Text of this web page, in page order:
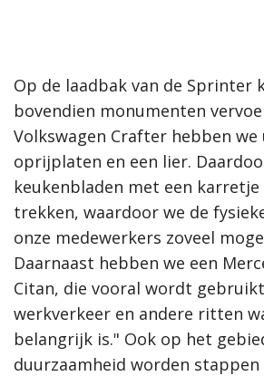
Op de laadbak van de Sprinter
bovendien monumenten
Volkswagen Crafter hebben
oprijplaten en een lier.
keukenbladen met een
trekken, waardoor we de
onze medewerkers zoveel
Daarnaast hebben we een
Citan, die vooral wordt
werkverkeer en andere ritten
belangrijk is." Ook op het
duurzaamheid worden stappen